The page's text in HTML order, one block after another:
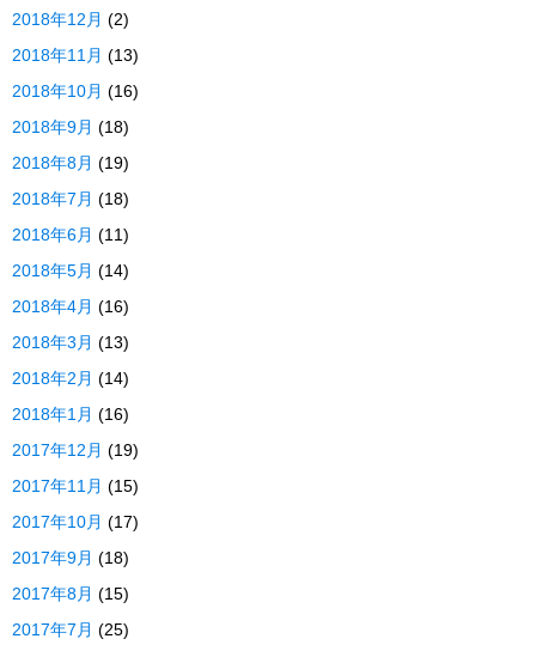
2018年12月 (2)
2018年11月 (13)
2018年10月 (16)
2018年9月 (18)
2018年8月 (19)
2018年7月 (18)
2018年6月 (11)
2018年5月 (14)
2018年4月 (16)
2018年3月 (13)
2018年2月 (14)
2018年1月 (16)
2017年12月 (19)
2017年11月 (15)
2017年10月 (17)
2017年9月 (18)
2017年8月 (15)
2017年7月 (25)